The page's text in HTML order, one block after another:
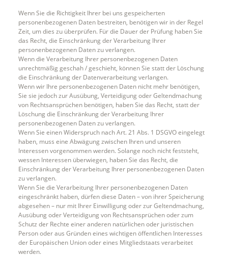
Wenn Sie die Richtigkeit Ihrer bei uns gespeicherten
personenbezogenen Daten bestreiten, benötigen wir in der Regel
Zeit, um dies zu überprüfen. Für die Dauer der Prüfung haben Sie
das Recht, die Einschränkung der Verarbeitung Ihrer
personenbezogenen Daten zu verlangen.
Wenn die Verarbeitung Ihrer personenbezogenen Daten
unrechtmäßig geschah / geschieht, können Sie statt der Löschung
die Einschränkung der Datenverarbeitung verlangen.
Wenn wir Ihre personenbezogenen Daten nicht mehr benötigen,
Sie sie jedoch zur Ausübung, Verteidigung oder Geltendmachung
von Rechtsansprüchen benötigen, haben Sie das Recht, statt der
Löschung die Einschränkung der Verarbeitung Ihrer
personenbezogenen Daten zu verlangen.
Wenn Sie einen Widerspruch nach Art. 21 Abs. 1 DSGVO eingelegt
haben, muss eine Abwägung zwischen Ihren und unseren
Interessen vorgenommen werden. Solange noch nicht feststeht,
wessen Interessen überwiegen, haben Sie das Recht, die
Einschränkung der Verarbeitung Ihrer personenbezogenen Daten
zu verlangen.
Wenn Sie die Verarbeitung Ihrer personenbezogenen Daten
eingeschränkt haben, dürfen diese Daten – von ihrer Speicherung
abgesehen – nur mit Ihrer Einwilligung oder zur Geltendmachung,
Ausübung oder Verteidigung von Rechtsansprüchen oder zum
Schutz der Rechte einer anderen natürlichen oder juristischen
Person oder aus Gründen eines wichtigen öffentlichen Interesses
der Europäischen Union oder eines Mitgliedstaats verarbeitet
werden.